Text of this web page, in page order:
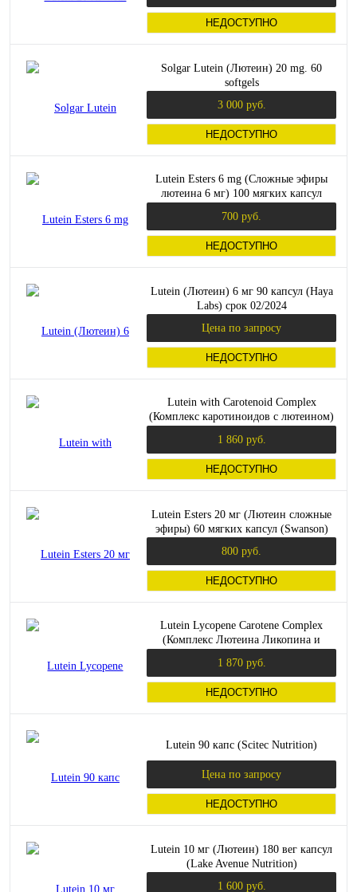
НЕДОСТУПНО
Solgar Lutein (Лютеин) 20 mg. 60
softgels
3 000 руб.
НЕДОСТУПНО
Lutein Esters 6 mg (Сложные эфиры
лютеина 6 мг) 100 мягких капсул
700 руб.
НЕДОСТУПНО
Lutein (Лютеин) 6 мг 90 капсул (Haya
Labs) срок 02/2024
Цена по запросу
НЕДОСТУПНО
Lutein with Carotenoid Complex
(Комплекс каротиноидов с лютеином)
1 860 руб.
НЕДОСТУПНО
Lutein Esters 20 мг (Лютеин сложные
эфиры) 60 мягких капсул (Swanson)
800 руб.
НЕДОСТУПНО
Lutein Lycopene Carotene Complex
(Комплекс Лютеина Ликопина и
1 870 руб.
НЕДОСТУПНО
Lutein 90 капс (Scitec Nutrition)
Цена по запросу
НЕДОСТУПНО
Lutein 10 мг (Лютеин) 180 вег капсул
(Lake Avenue Nutrition)
1 600 руб.